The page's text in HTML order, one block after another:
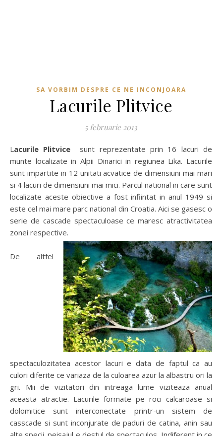
SA VORBIM DESPRE CE NE INCONJOARA
Lacurile Plitvice
5 februarie 2013
Lacurile Plitvice
sunt reprezentate prin 16 lacuri de
munte localizate in Alpii Dinarici in regiunea Lika. Lacurile
sunt impartite in 12 unitati acvatice de dimensiuni mai mari
si 4 lacuri de dimensiuni mai mici. Parcul national in care sunt
localizate aceste obiective a fost infiintat in anul 1949 si
este cel mai mare parc national din Croatia. Aici se gasesc o
serie de cascade spectaculoase ce maresc atractivitatea
zonei respective.
De altfel
spectaculozitatea acestor lacuri e data de faptul ca au
culori diferite ce variaza de la culoarea azur la albastru ori la
gri. Mii de vizitatori din intreaga lume viziteaza anual
aceasta atractie. Lacurile formate pe roci calcaroase si
dolomitice sunt interconectate printr-un sistem de
casscade si sunt inconjurate de paduri de catina, anin sau